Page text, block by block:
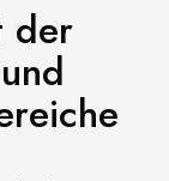
der